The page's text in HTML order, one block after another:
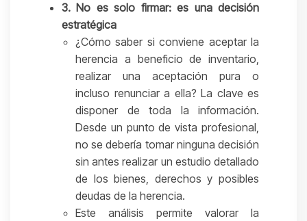
3. No es solo firmar: es una decisión
estratégica
¿Cómo saber si conviene aceptar la
herencia a beneficio de inventario,
realizar una aceptación pura o
incluso renunciar a ella? La clave es
disponer de toda la información.
Desde un punto de vista profesional,
no se debería tomar ninguna decisión
sin antes realizar un estudio detallado
de los bienes, derechos y posibles
deudas de la herencia.
Este análisis permite valorar la